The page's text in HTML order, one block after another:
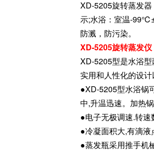
XD-5205旋转蒸发
示;水浴：室温-
防溅，防污染。
XD-5205旋转蒸发
XD-5205型是水浴
实用和人性化的设
●XD-5205型水浴锅
中,升温迅速。加热
●电子无极调速.转
●冷凝面积大,有滴
●蒸发瓶采用推手机